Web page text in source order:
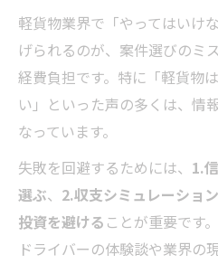
軽貨物業界で「やってはいけ
げられるのが、案件選びのミ
経費負担です。特に「軽貨物
い」といった声の多くは、情
なっています。
失敗を回避するためには、 1.
選ぶ、 2.収支シミュレーショ
投資を避ける ことが重要です
ドライバーの体験談や業界の